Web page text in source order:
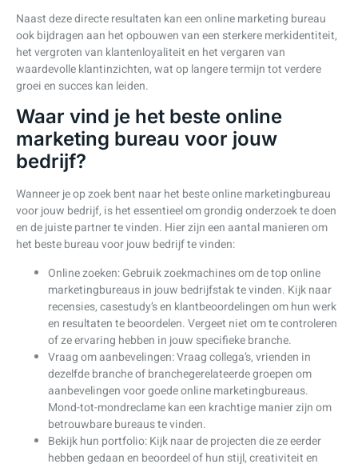
Naast deze directe resultaten kan een online marketing bureau
ook bijdragen aan het opbouwen van een sterkere merkidentiteit,
het vergroten van klantenloyaliteit en het vergaren van
waardevolle klantinzichten, wat op langere termijn tot verdere
groei en succes kan leiden.
Waar vind je het beste online
marketing bureau voor jouw
bedrijf?
Wanneer je op zoek bent naar het beste online marketingbureau
voor jouw bedrijf, is het essentieel om grondig onderzoek te doen
en de juiste partner te vinden. Hier zijn een aantal manieren om
het beste bureau voor jouw bedrijf te vinden:
Online zoeken: Gebruik zoekmachines om de top online
marketingbureaus in jouw bedrijfstak te vinden. Kijk naar
recensies, casestudy’s en klantbeoordelingen om hun werk
en resultaten te beoordelen. Vergeet niet om te controleren
of ze ervaring hebben in jouw specifieke branche.
Vraag om aanbevelingen: Vraag collega’s, vrienden in
dezelfde branche of branchegerelateerde groepen om
aanbevelingen voor goede online marketingbureaus.
Mond-tot-mondreclame kan een krachtige manier zijn om
betrouwbare bureaus te vinden.
Bekijk hun portfolio: Kijk naar de projecten die ze eerder
hebben gedaan en beoordeel of hun stijl, creativiteit en